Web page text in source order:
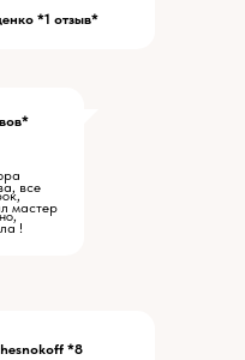
*1 отзыв*
все
мастер
!
*8